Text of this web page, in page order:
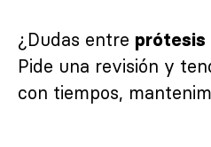
¿Dudas entre
Pide una revisión y
con tiempos,